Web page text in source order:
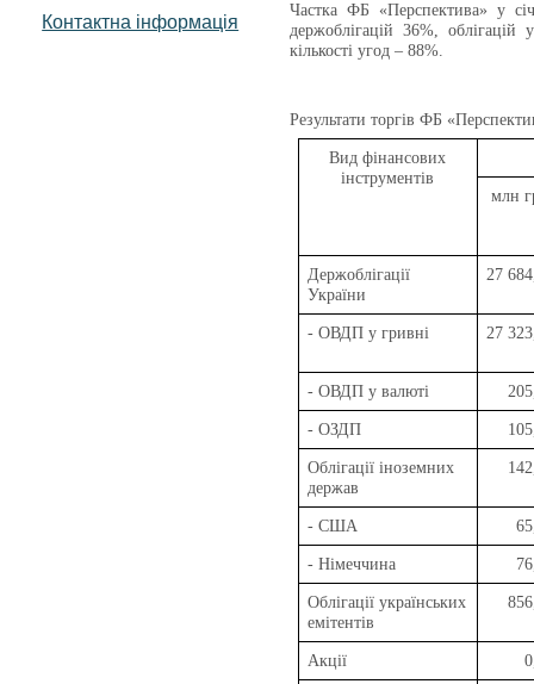
Контактна інформація
Частка ФБ «Перспектива» у
держоблігацій 36%,
кількості угод – 88%.
Результати торгів ФБ
Вид фінансових
інструментів
млн
Держоблігації
України
27
- ОВДП у гривні 27
- ОВДП у валюті
- ОЗДП
Облігації іноземних
держав
- США
- Німеччина
Облігації українських
емітентів
Акції